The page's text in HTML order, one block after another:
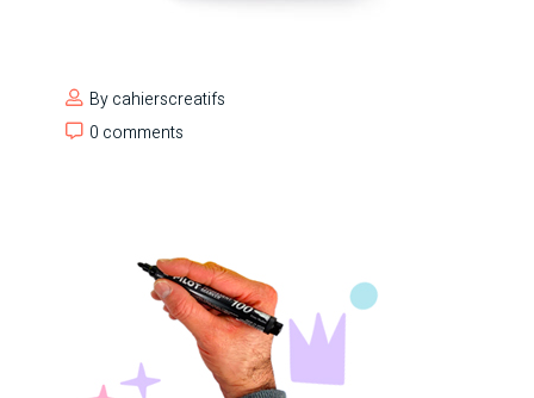
Bycahierscreatifs
0 comments
0 comments